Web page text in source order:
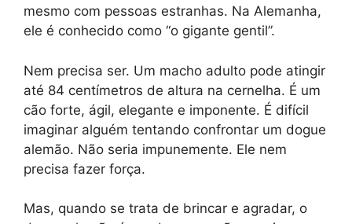
mesmo com pessoas estranhas. Na Alemanha,
ele é conhecido como “o gigante gentil”.
Nem precisa ser. Um macho adulto pode atingir
até 84 centímetros de altura na cernelha. É um
cão forte, ágil, elegante e imponente. É difícil
imaginar alguém tentando confrontar um dogue
alemão. Não seria impunemente. Ele nem
precisa fazer força.
Mas, quando se trata de brincar e agradar, o